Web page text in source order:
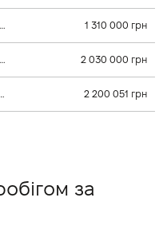
LAND ROVER DISCOVERY 3.0 л., 2017, Автомат 1 310 000 грн
LAND ROVER RANGE ROVER SPORT 3.0 л., 2019, Автомат 2 030 000 грн
LAND ROVER RANGE ROVER VELAR 2.0 л., 2021, Автомат 2 200 051 грн
за